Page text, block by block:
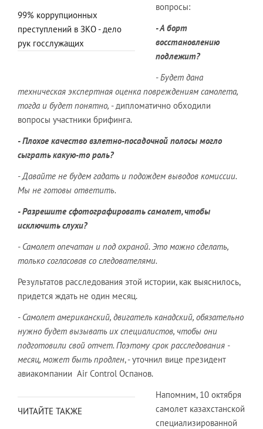
99% коррупционных
преступлений в ЗКО - дело
рук госслужащих
вопросы:
- А борт
восстановлению
подлежит?
- Будет дана
техническая экспертная оценка повреждениям самолета,
тогда и будет понятно, - дипломатично обходили
вопросы участники брифинга.
- Плохое качество взлетно-посадочной полосы могло
сыграть какую-то роль?
- Давайте не будем гадать и подождем выводов комиссии.
Мы не готовы ответить.
- Разрешите сфотографировать самолет, чтобы
исключить слухи?
- Самолет опечатан и под охраной. Это можно сделать,
только согласовав со следователями.
Результатов расследования этой истории, как выяснилось,
придется ждать не один месяц.
- Самолет американский, двигатель канадский, обязательно
нужно будет вызывать их специалистов, чтобы они
подготовили свой отчет. Поэтому срок расследования -
месяц, может быть продлен, - уточнил вице президент
авиакомпании Air Control Оспанов.
ЧИТАЙТЕ ТАКЖЕ
Напомним, 10 октября
самолет казахстанской
специализированной